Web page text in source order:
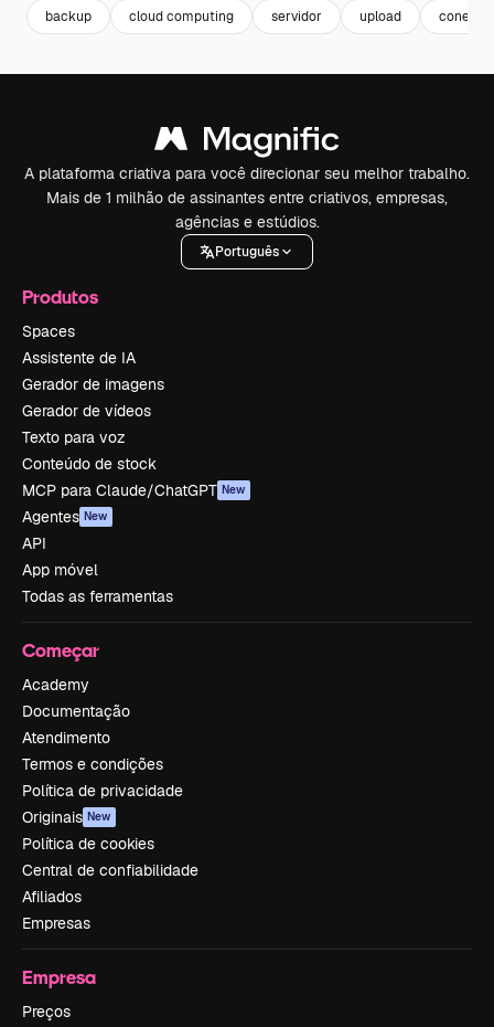
backup cloud computing servidor upload conexão
A plataforma criativa para você direcionar seu melhor trabalho.
Mais de 1 milhão de assinantes entre criativos, empresas,
agências e estúdios.
Português
Produtos
Spaces
Assistente de IA
Gerador de imagens
Gerador de vídeos
Texto para voz
Conteúdo de stock
MCP para Claude/ChatGPT New
Agentes New
API
App móvel
Todas as ferramentas
Começar
Academy
Documentação
Atendimento
Termos e condições
Política de privacidade
Originais New
Política de cookies
Central de confiabilidade
Afiliados
Empresas
Empresa
Preços